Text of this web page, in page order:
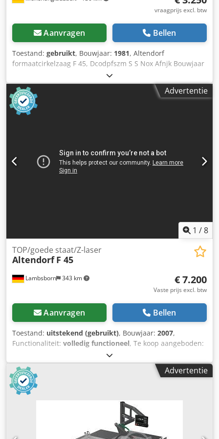
gebreken blijven tevens onaangetast. Bezichtigen van de
vraagprijs excl. btw
Aanvragen Bellen
Toestand: gebruikt, Bouwjaar: 1981, Altendorf
formaatcirkelzaag F 45, Dcodpfszm S S Nox Afnjk Bouwjaar
1981 Machinenummer: 81-5-37 Motor 5,5 kW / 400 volt
Voorzaagaggregaat 0,75 kW Zaaglengte 2800 mm
Zaagbreedte 1000 mm Omhoog/omlaag bewegen en tot
45° kantelen via handwiel Toerentallen 3, 4, 5 en 6000
omwentelingen per minuut Max. zaagbladø 400 mm Max.
Advertentie
1 /8
Lambsborn 343 km
TOP/goede staat/Z-laser
Altendorf F 45
€ 7.200
Vaste prijs excl. btw
Aanvragen Bellen
Toestand: uitstekend (gebruikt), Bouwjaar: 2007,
Functionaliteit: volledig functioneel, Te koop aangeboden:
een Altendorf F 45 cirkelzaagmachine, uitgevoerd in een
hoogwaardige, industriële variant. Deze machine overtuigt
door zijn nauwkeurige afwerking, uitgebreide uitrusting en
de bekende Altendorf-kwaliteitsstandaard. Dankzij de
elektronische besturing en de motorische hoogte- en
kantelverstelling is deze machine ideaal voor professioneel
gebruik in timmerwerkplaatsen, meubelmakerijen en bij
interieurbouw. Technische specificaties: Fabrikant:
Altendorf Type: F45 Bouwjaar: 2007 Hoofdmotor: 5,5 kW
Advertentie